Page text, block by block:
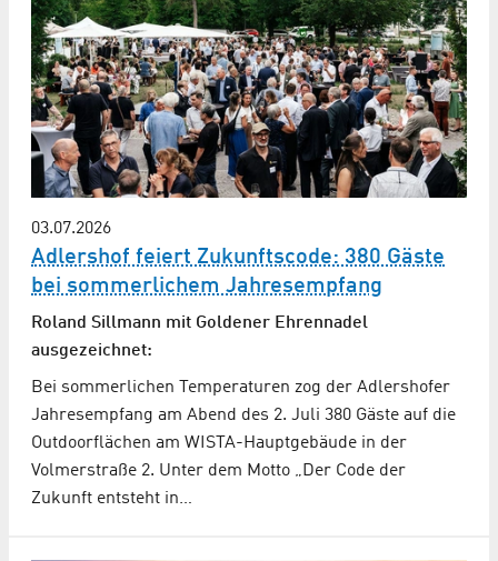
03.07.2026
Adlershof feiert Zukunftscode: 380 Gäste
bei sommerlichem Jahresempfang
Roland Sillmann mit Goldener Ehrennadel
ausgezeichnet:
Bei sommerlichen Temperaturen zog der Adlershofer
Jahresempfang am Abend des 2. Juli 380 Gäste auf die
Outdoorflächen am WISTA-Hauptgebäude in der
Volmerstraße 2. Unter dem Motto „Der Code der
Zukunft entsteht in…